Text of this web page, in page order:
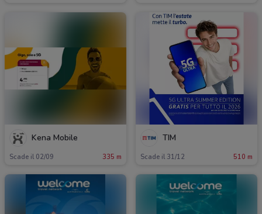
Kena Mobile
Scade il 02/09 335 m
TIM
Scade il 31/12 510 m